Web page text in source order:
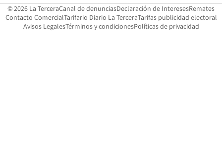
© 2026 La TerceraCanal de denunciasOpens in new window
Declaración de InteresesOpens in
Remates
Contacto ComercialOpens in new window
Tarifario Diario La TerceraOpens in new window
Tarifas publicidad electoral
Avisos LegalesOpens in new window
Términos y condicionesPolíticas de privacidad